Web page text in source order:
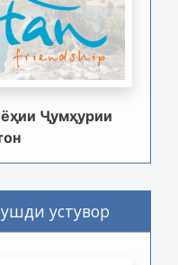
Ҷумҳурии
устувор